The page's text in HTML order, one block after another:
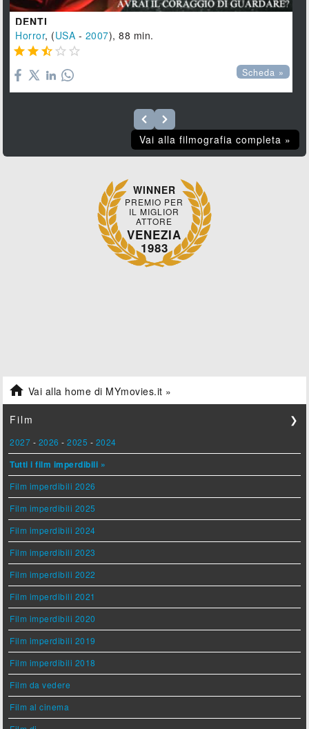
DENTI
Horror, (USA - 2007), 88 min.
    
Scheda »
Vai alla filmografia completa »
WINNER
PREMIO PER
IL MIGLIOR
ATTORE
VENEZIA
1983
 Vai alla home di MYmovies.it »
Film ❯
2027 - 2026 -2025 - 2024
Tutti i film imperdibili »
Film imperdibili 2026
Film imperdibili 2025
Film imperdibili 2024
Film imperdibili 2023
Film imperdibili 2022
Film imperdibili 2021
Film imperdibili 2020
Film imperdibili 2019
Film imperdibili 2018
Film da vedere
Film al cinema